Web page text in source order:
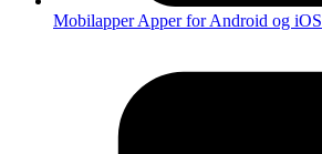
MobilapperApper for Android og iOS